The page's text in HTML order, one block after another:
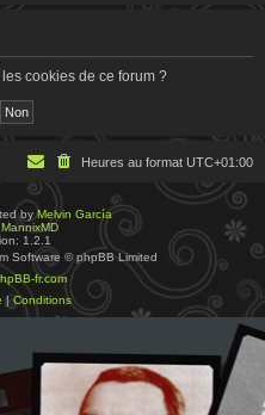
cookies de ce forum ?
Heures au format UTC+01:00
byMelvin García
MannixMD
1.2.1
Software © phpBB Limited
fr.com
| Conditions